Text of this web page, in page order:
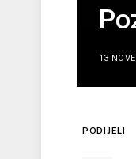
13
PODIJELI